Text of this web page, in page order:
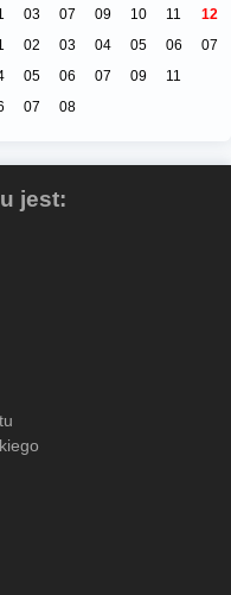
03 07 09 10 11
12
02 03 04 05 06
07
05 06 07 09
11
07 08
jest: